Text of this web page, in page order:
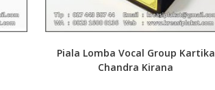
Piala Lomba Vocal Group Kartika
Chandra Kirana